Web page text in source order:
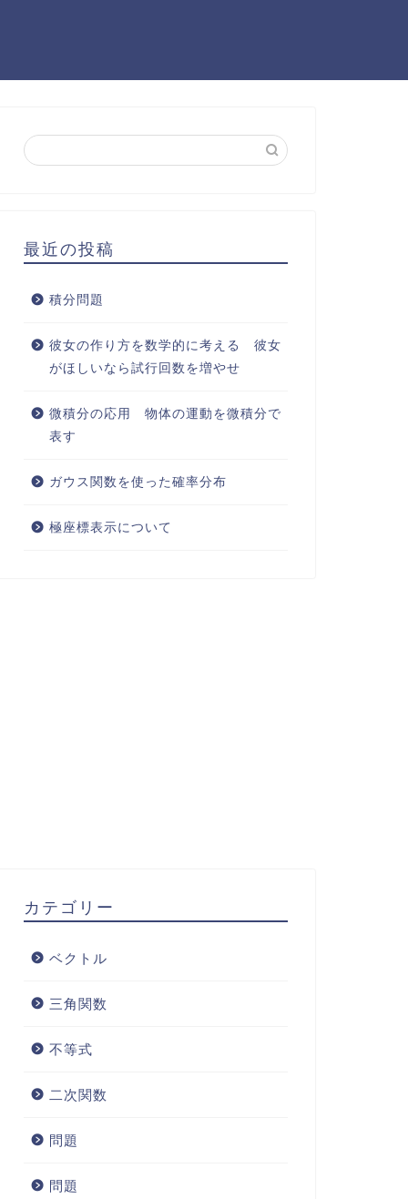
最近の投稿
積分問題
彼女の作り方を数学的に考える 彼女
がほしいなら試行回数を増やせ
微積分の応用 物体の運動を微積分で
表す
ガウス関数を使った確率分布
極座標表示について
カテゴリー
ベクトル
三角関数
不等式
二次関数
問題
問題